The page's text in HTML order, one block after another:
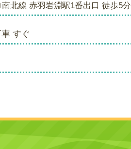
北線 赤羽岩淵駅1番出口 徒歩5分
すぐ